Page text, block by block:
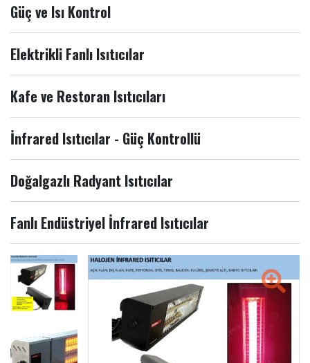
Güç ve Isı Kontrol
Elektrikli Fanlı Isıtıcılar
Kafe ve Restoran Isıtıcıları
İnfrared Isıtıcılar - Güç Kontrollü
Doğalgazlı Radyant Isıtıcılar
Fanlı Endüstriyel İnfrared Isıtıcılar